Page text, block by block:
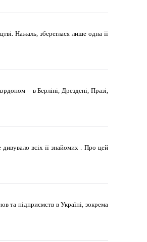
Нажаль, збереглася лише одна її
– в Берліні, Дрездені, Празі,
всіх її знайомих . Про цей
та підприємств в Україні, зокрема